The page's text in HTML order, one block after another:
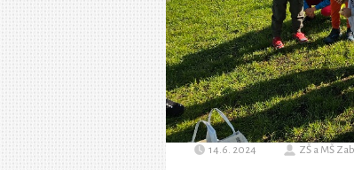
14.6. 2024 ZŠ a MŠ